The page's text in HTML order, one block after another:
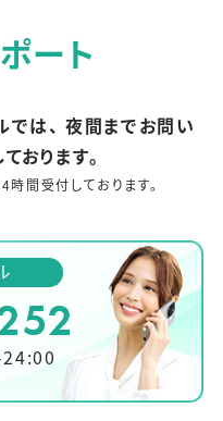
ート
は、 夜間までお問い
おります。
間受付しております。
24:00